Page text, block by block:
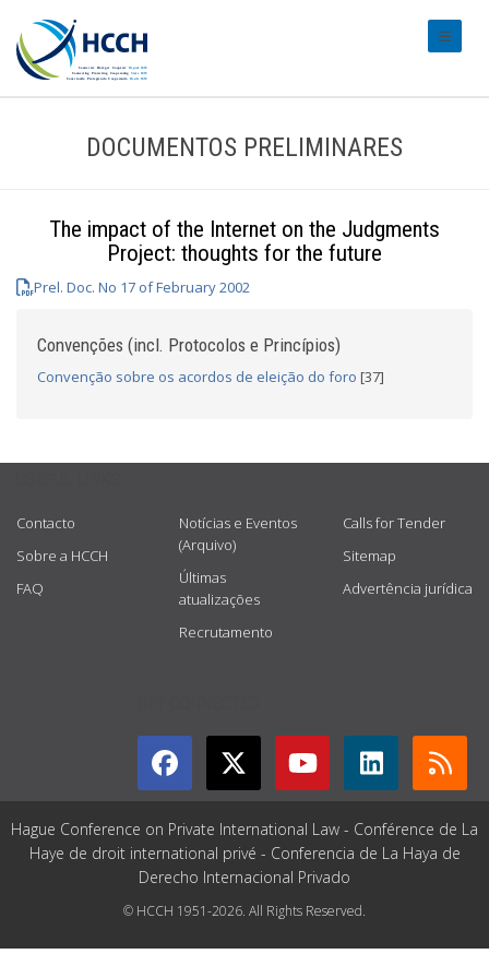
DOCUMENTOS PRELIMINARES
The impact of the Internet on the Judgments
Project: thoughts for the future
Prel. Doc. No 17 of February 2002
Convenções (incl. Protocolos e Princípios)
Convenção sobre os acordos de eleição do foro [37]
Contacto
Sobre a HCCH
FAQ
Notícias e Eventos
(Arquivo)
Últimas
atualizações
Recrutamento
Calls for Tender
Sitemap
Advertência jurídica
Hague Conference on Private International Law - Conférence de La
Haye de droit international privé - Conferencia de La Haya de
Derecho Internacional Privado
© HCCH 1951-2026. All Rights Reserved.